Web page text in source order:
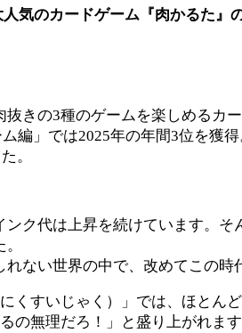
気のカードゲーム『肉かるた
きの3種のゲームを楽しめる
編」では2025年の年間3位を獲
。
ク代は上昇を続けています。
ない世界の中で、改めてこの
すいじゃく）」では、ほとん
無理だろ！」と盛り上がれま